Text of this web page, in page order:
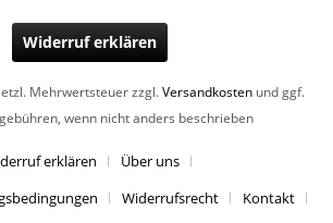
Widerruf erklären
Mehrwertsteuer zzgl.Versandkosten und ggf.
wenn nicht anders beschrieben
erklären
Über uns
Widerrufsrecht
Kontakt